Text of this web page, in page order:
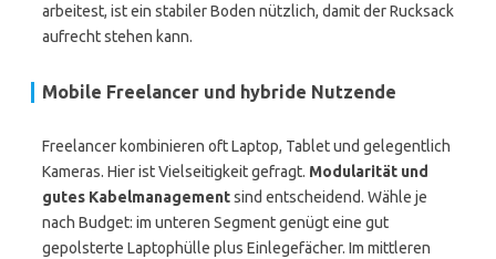
arbeitest, ist ein stabiler Boden nützlich, damit der Rucksack
aufrecht stehen kann.
Mobile Freelancer und hybride Nutzende
Freelancer kombinieren oft Laptop, Tablet und gelegentlich
Kameras. Hier ist Vielseitigkeit gefragt. Modularität und
gutes Kabelmanagementsind entscheidend. Wähle je
nach Budget: im unteren Segment genügt eine gut
gepolsterte Laptophülle plus Einlegefächer. Im mittleren